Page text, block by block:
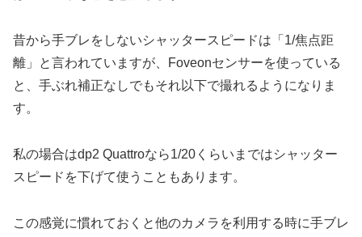
昔から手ブレをしないシャッタースピードは「1/焦点距
離」と言われていますが、Foveonセンサーを使っている
と、手ぶれ補正なしでもそれ以下で撮れるようになりま
す。
私の場合はdp2 Quattroなら1/20くらいまではシャッター
スピードを下げて使うこともあります。
この感覚に慣れておくと他のカメラを利用する時に手ブレ